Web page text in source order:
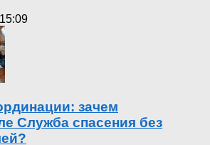
зачем
Служба спасения без